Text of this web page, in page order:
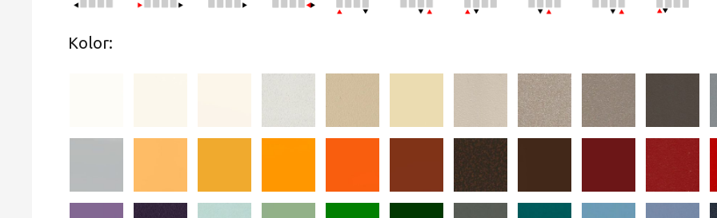
Kolor: